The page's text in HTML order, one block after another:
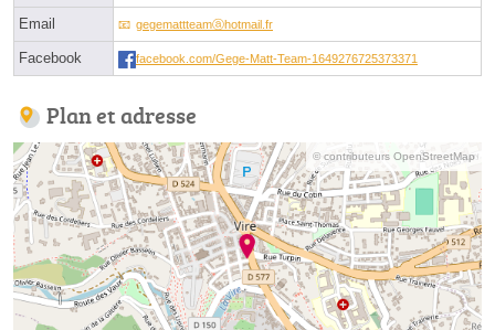
Email gegemattteamⓐhotmail.fr
Facebook facebook.com/Gege-Matt-Team-1649276725373371
Plan et adresse
© contributeurs OpenStreetMap